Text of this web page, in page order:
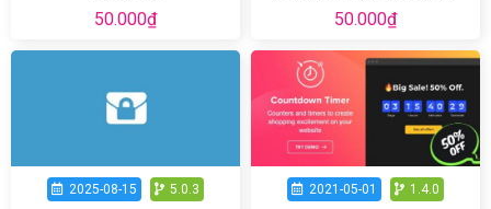
50.000₫ 50.000₫
2025-08-15 5.0.3 2021-05-01 1.4.0